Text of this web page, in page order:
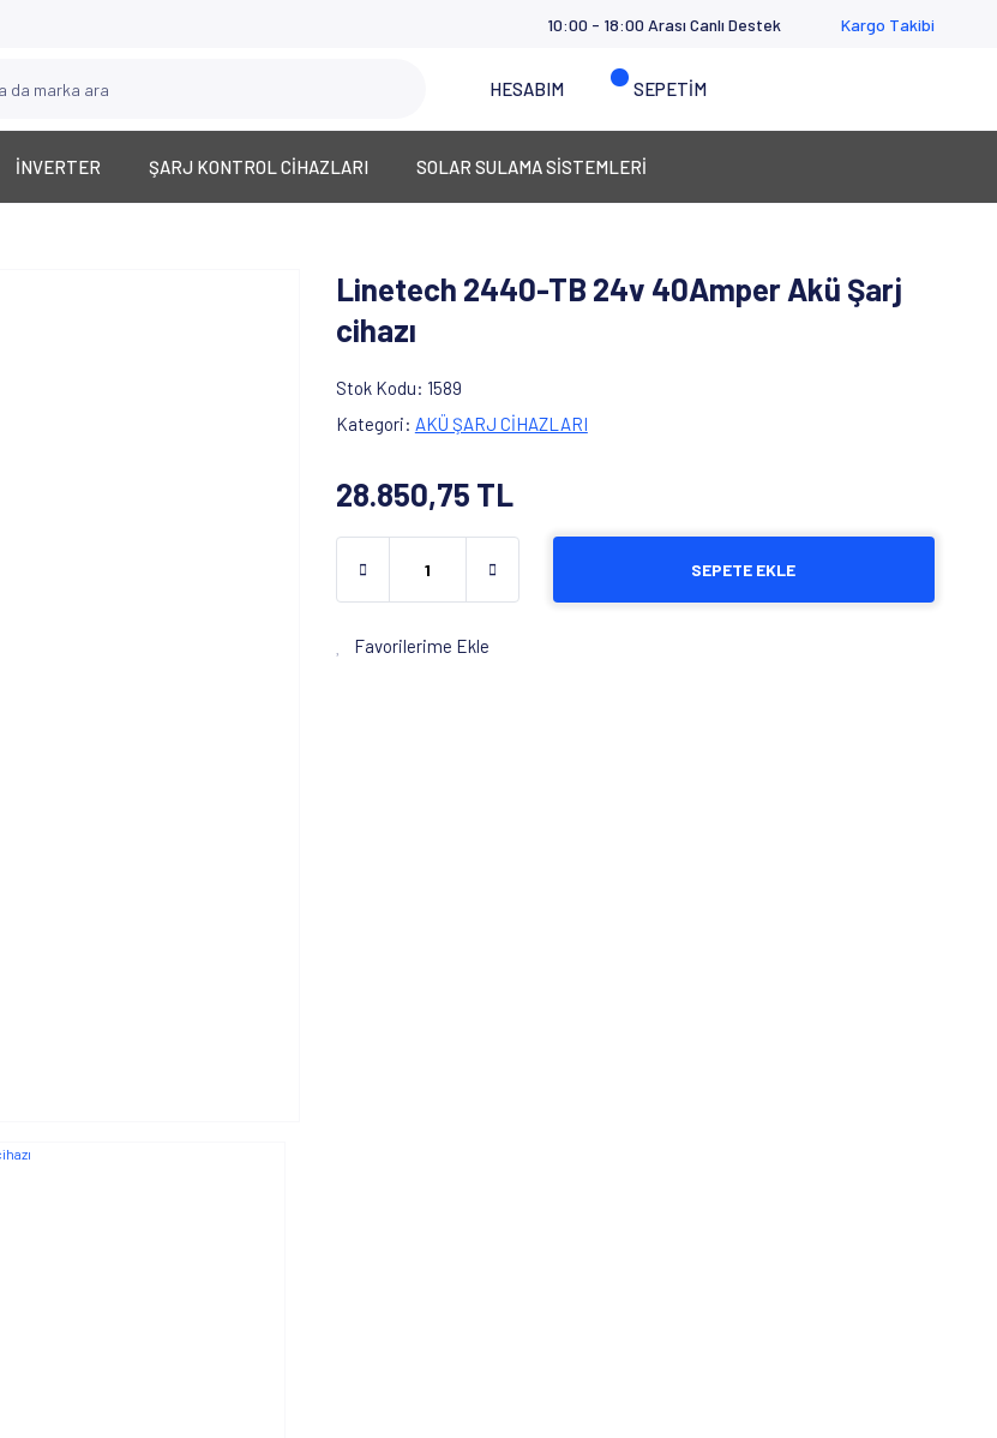
10:00 - 18:00 Arası Canlı Destek Kargo Takibi
HESABIM SEPETİM
İNVERTER ŞARJ KONTROL CİHAZLARI SOLAR SULAMA SİSTEMLERİ
Linetech 2440-TB 24v 40Amper Akü Şarj
cihazı
Stok Kodu
1589
Kategori
AKÜ ŞARJ CİHAZLARI
28.850,75 TL
SEPETE EKLE
Favorilerime Ekle